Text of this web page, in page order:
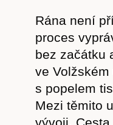
Rána není
proces
bez začátku
ve
s popelem
Mezi těmito